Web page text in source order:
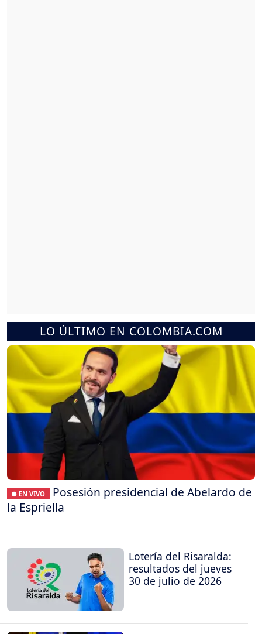
LO ÚLTIMO EN COLOMBIA.COM
● EN VIVO
Posesión presidencial de Abelardo de
la Espriella
Lotería del Risaralda:
resultados del jueves
30 de julio de 2026